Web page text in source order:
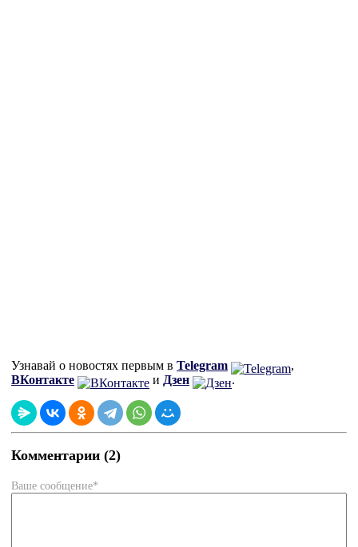
Узнавай о новостях первым в Telegram
,
ВКонтакте
и Дзен .
Комментарии (2)
Ваше сообщение*